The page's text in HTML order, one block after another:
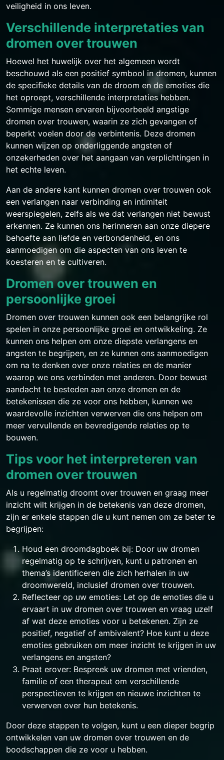
veiligheid in ons leven.
Verschillende interpretaties van
dromen over trouwen
Hoewel het huwelijk over het algemeen wordt
beschouwd als een positief symbool in dromen, kunnen
de specifieke details van de droom en de emoties die
het oproept, verschillende interpretaties hebben.
Sommige mensen ervaren bijvoorbeeld angstige
dromen over trouwen, waarin ze zich gevangen of
beperkt voelen door de verbintenis. Deze dromen
kunnen wijzen op onderliggende angsten of
onzekerheden over het aangaan van verplichtingen in
het echte leven.
Aan de andere kant kunnen dromen over trouwen ook
een verlangen naar verbinding en intimiteit
weerspiegelen, zelfs als we dat verlangen niet bewust
erkennen. Ze kunnen ons herinneren aan onze diepere
behoefte aan liefde en verbondenheid, en ons
aanmoedigen om die aspecten van ons leven te
koesteren en te cultiveren.
Dromen over trouwen en
persoonlijke groei
Dromen over trouwen kunnen ook een belangrijke rol
spelen in onze persoonlijke groei en ontwikkeling. Ze
kunnen ons helpen om onze diepste verlangens en
angsten te begrijpen, en ze kunnen ons aanmoedigen
om na te denken over onze relaties en de manier
waarop we ons verbinden met anderen. Door bewust
aandacht te besteden aan onze dromen en de
betekenissen die ze voor ons hebben, kunnen we
waardevolle inzichten verwerven die ons helpen om
meer vervullende en bevredigende relaties op te
bouwen.
Tips voor het interpreteren van
dromen over trouwen
Als u regelmatig droomt over trouwen en graag meer
inzicht wilt krijgen in de betekenis van deze dromen,
zijn er enkele stappen die u kunt nemen om ze beter te
begrijpen:
Houd een droomdagboek bij: Door uw dromen
regelmatig op te schrijven, kunt u patronen en
thema’s identificeren die zich herhalen in uw
droomwereld, inclusief dromen over trouwen.
Reflecteer op uw emoties: Let op de emoties die u
ervaart in uw dromen over trouwen en vraag uzelf
af wat deze emoties voor u betekenen. Zijn ze
positief, negatief of ambivalent? Hoe kunt u deze
emoties gebruiken om meer inzicht te krijgen in uw
verlangens en angsten?
Praat erover: Bespreek uw dromen met vrienden,
familie of een therapeut om verschillende
perspectieven te krijgen en nieuwe inzichten te
verwerven over hun betekenis.
Door deze stappen te volgen, kunt u een dieper begrip
ontwikkelen van uw dromen over trouwen en de
boodschappen die ze voor u hebben.